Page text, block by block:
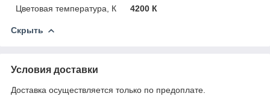
Цветовая температура, К
4200 К
Скрыть
Условия доставки
Доставка осуществляется только по предоплате.